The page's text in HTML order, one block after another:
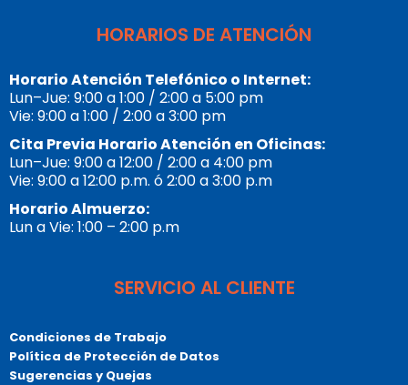
HORARIOS DE ATENCIÓN
Horario Atención Telefónico o Internet:
Lun–Jue: 9:00 a 1:00 / 2:00 a 5:00 pm
Vie: 9:00 a 1:00 / 2:00 a 3:00 pm
Cita Previa Horario Atención en Oficinas:
Lun–Jue: 9:00 a 12:00 / 2:00 a 4:00 pm
Vie: 9:00 a 12:00 p.m. ó 2:00 a 3:00 p.m
Horario Almuerzo:
Lun a Vie: 1:00 – 2:00 p.m
SERVICIO AL CLIENTE
Condiciones de Trabajo
Política de Protección de Datos
Sugerencias y Quejas